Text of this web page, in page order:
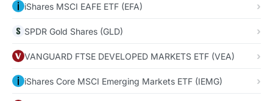
iShares MSCI EAFE ETF (EFA)
SPDR Gold Shares (GLD)
VANGUARD FTSE DEVELOPED MARKETS ETF (VEA)
iShares Core MSCI Emerging Markets ETF (IEMG)